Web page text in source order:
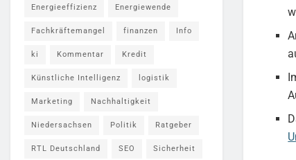
Energieeffizienz Energiewende
Fachkräftemangel finanzen Info
ki Kommentar Kredit
Künstliche Intelligenz logistik
Marketing Nachhaltigkeit
Niedersachsen Politik Ratgeber
RTL Deutschland SEO Sicherheit